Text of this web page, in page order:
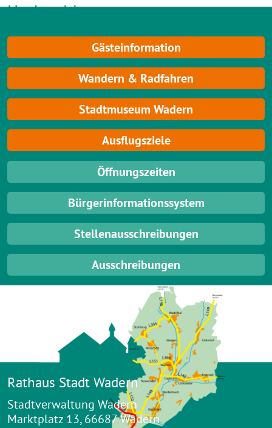
Hochwald
Gästeinformation
Wandern & Radfahren
Stadtmuseum Wadern
Ausflugsziele
Öffnungszeiten
Bürgerinformationssystem
Stellenausschreibungen
Ausschreibungen
Rathaus Stadt Wadern
Stadtverwaltung Wadern
Marktplatz 13, 66687 Wadern